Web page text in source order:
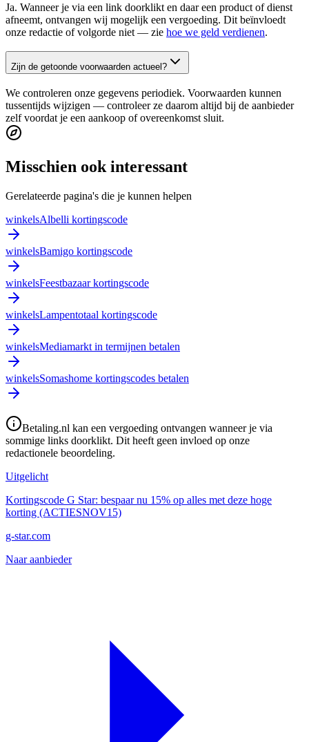
Ja. Wanneer je via een link doorklikt en daar een product of dienst
afneemt, ontvangen wij mogelijk een vergoeding. Dit beïnvloedt
onze redactie of volgorde niet — zie hoe we geld verdienen.
Zijn de getoonde voorwaarden actueel?
We controleren onze gegevens periodiek. Voorwaarden kunnen
tussentijds wijzigen — controleer ze daarom altijd bij de aanbieder
zelf voordat je een aankoop of overeenkomst sluit.
Misschien ook interessant
Gerelateerde pagina's die je kunnen helpen
winkelsAlbelli kortingscode
winkelsBamigo kortingscode
winkelsFeestbazaar kortingscode
winkelsLampentotaal kortingscode
winkelsMediamarkt in termijnen betalen
winkelsSomashome kortingscodes betalen
Betaling.nl kan een vergoeding ontvangen wanneer je via
sommige links doorklikt. Dit heeft geen invloed op onze
redactionele beoordeling.
Uitgelicht
Kortingscode G Star: bespaar nu 15% op alles met deze hoge
korting (ACTIESNOV15)
g-star.com
Naar aanbieder